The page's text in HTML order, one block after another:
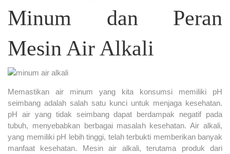
Minum dan Peran
Mesin Air Alkali
Memastikan air minum yang kita konsumsi memiliki pH
seimbang adalah salah satu kunci untuk menjaga kesehatan.
pH air yang tidak seimbang dapat berdampak negatif pada
tubuh, menyebabkan berbagai masalah kesehatan. Air alkali,
yang memiliki pH lebih tinggi, telah terbukti memberikan banyak
manfaat kesehatan. Mesin air alkali, terutama produk dari